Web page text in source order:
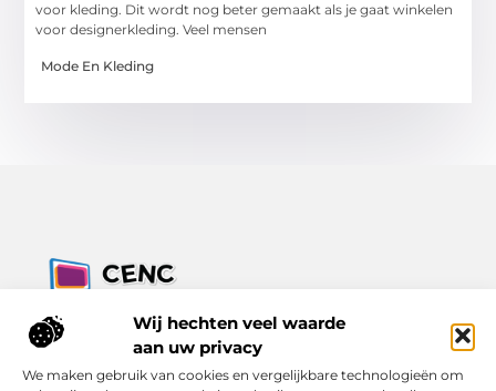
Wij hechten veel waarde
aan uw privacy
We maken gebruik van cookies en vergelijkbare technologieën om
voor kleding. Dit wordt nog beter gemaakt als je gaat winkelen
voor designerkleding. Veel mensen
Mode En Kleding
Jouw bron voor inzichten, tips en nieuws uit de digitale
Ontdek alles wat je moet weten over het dagelijks leven, met
een focus op praktische adviezen en actuele trends.